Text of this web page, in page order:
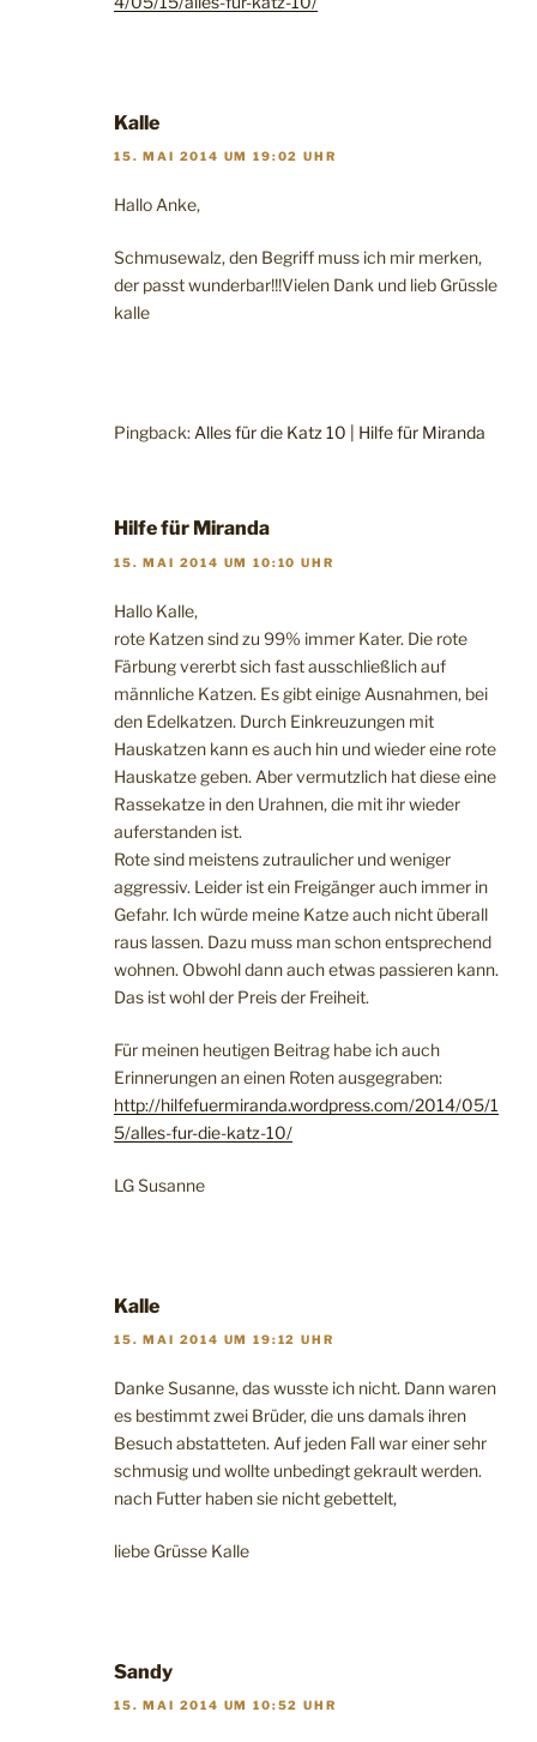
Kalle
15. MAI 2014 UM 19:02 UHR
Hallo Anke,
Schmusewalz, den Begriff muss ich mir merken,
der passt wunderbar!!!Vielen Dank und lieb Grüssle
kalle
Pingback: Alles für die Katz 10 | Hilfe für Miranda
Hilfe für Miranda
15. MAI 2014 UM 10:10 UHR
Hallo Kalle,
rote Katzen sind zu 99% immer Kater. Die rote
Färbung vererbt sich fast ausschließlich auf
männliche Katzen. Es gibt einige Ausnahmen, bei
den Edelkatzen. Durch Einkreuzungen mit
Hauskatzen kann es auch hin und wieder eine rote
Hauskatze geben. Aber vermutzlich hat diese eine
Rassekatze in den Urahnen, die mit ihr wieder
auferstanden ist.
Rote sind meistens zutraulicher und weniger
aggressiv. Leider ist ein Freigänger auch immer in
Gefahr. Ich würde meine Katze auch nicht überall
raus lassen. Dazu muss man schon entsprechend
wohnen. Obwohl dann auch etwas passieren kann.
Das ist wohl der Preis der Freiheit.
Für meinen heutigen Beitrag habe ich auch
Erinnerungen an einen Roten ausgegraben:
http://hilfefuermiranda.wordpress.com/2014/05/1
5/alles-fur-die-katz-10/
LG Susanne
Kalle
15. MAI 2014 UM 19:12 UHR
Danke Susanne, das wusste ich nicht. Dann waren
es bestimmt zwei Brüder, die uns damals ihren
Besuch abstatteten. Auf jeden Fall war einer sehr
schmusig und wollte unbedingt gekrault werden.
nach Futter haben sie nicht gebettelt,
liebe Grüsse Kalle
Sandy
15. MAI 2014 UM 10:52 UHR